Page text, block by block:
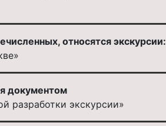
относятся экскурсии:
документом
разработки экскурсии»